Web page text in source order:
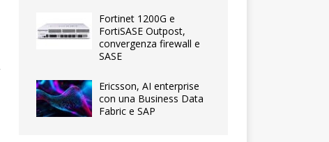
Fortinet 1200G e
FortiSASE Outpost,
convergenza firewall e
SASE
Ericsson, AI enterprise
con una Business Data
Fabric e SAP